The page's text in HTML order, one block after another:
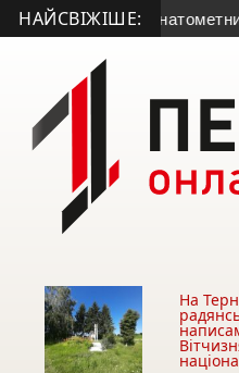
НАЙСВІЖІШЕ:
гранатометника з
На